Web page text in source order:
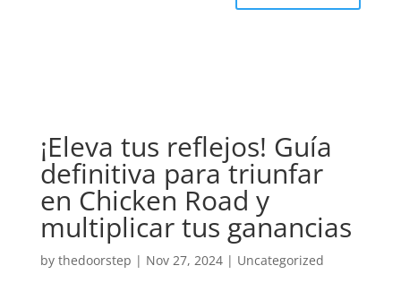
¡Eleva tus reflejos! Guía
definitiva para triunfar
en Chicken Road y
multiplicar tus ganancias
by thedoorstep | Nov 27, 2024| Uncategorized